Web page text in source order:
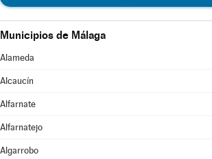
Municipios de Málaga
Alameda
Alcaucín
Alfarnate
Alfarnatejo
Algarrobo